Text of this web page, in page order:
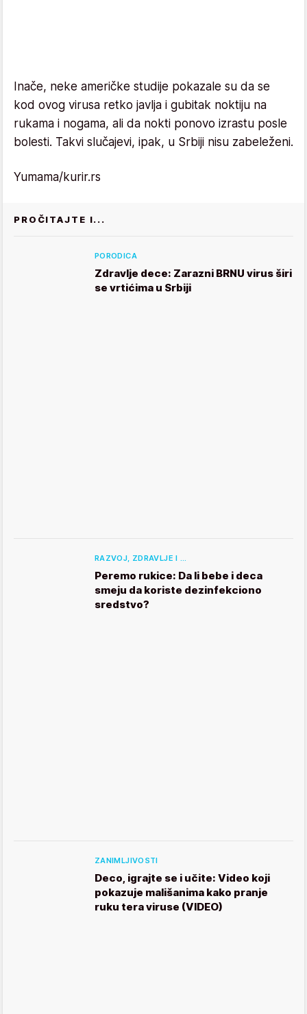
Inače, neke američke studije pokazale su da se
kod ovog virusa retko javlja i gubitak noktiju na
rukama i nogama, ali da nokti ponovo izrastu posle
bolesti. Takvi slučajevi, ipak, u Srbiji nisu zabeleženi.
Yumama/kurir.rs
PROČITAJTE I...
PORODICA
Zdravlje dece: Zarazni BRNU virus širi
se vrtićima u Srbiji
RAZVOJ, ZDRAVLJE I …
Peremo rukice: Da li bebe i deca
smeju da koriste dezinfekciono
sredstvo?
ZANIMLJIVOSTI
Deco, igrajte se i učite: Video koji
pokazuje mališanima kako pranje
ruku tera viruse (VIDEO)